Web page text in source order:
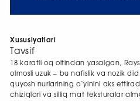
Xususiyatlari
Tavsif
18 karatli oq oltindan yasalgan,
olmosli uzuk – bu nafislik va nozik
quyosh nurlarining o‘yinini aks
chiziqlari va silliq mat teksturalar